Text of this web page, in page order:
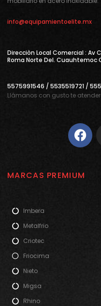
info@equipamientoelite.mx
Direcciòn Local Comercial : Av
Roma Norte Del. Cuauhtemoc
5575991546 / 5535519721 /
Llámanos con gusto te
MARCAS PREMIUM
Imbera
Metalfrio
Criotec
Friocima
Nieto
Migsa
Rhino